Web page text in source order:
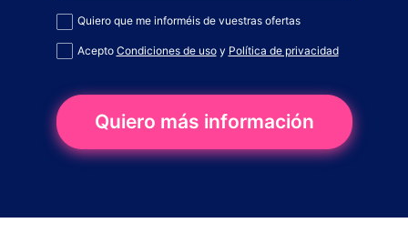
Quiero que me informéis de vuestras ofertas
Acepto Condiciones de usoy Política de privacidad
Quiero más información